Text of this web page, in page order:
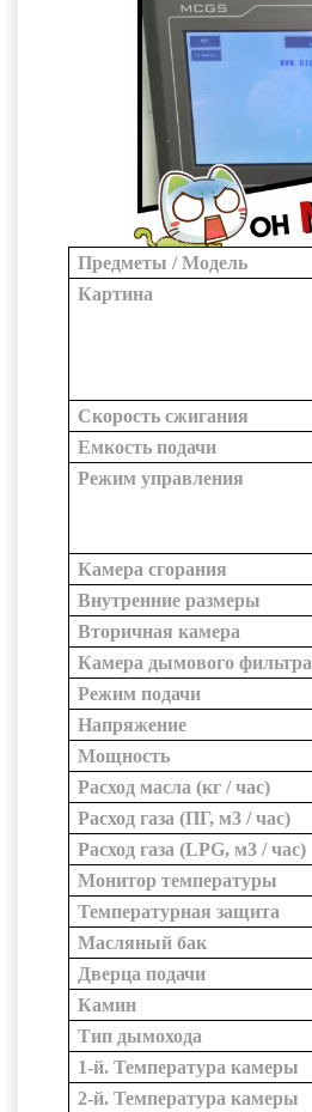
Предметы / Модель
Картина
Скорость сжигания
Емкость подачи
Режим управления
Камера сгорания
Внутренние размеры
Вторичная камера
Камера дымового фильтра
Режим подачи
Напряжение
Мощность
Расход масла (кг / час)
Расход газа (ПГ, м3 / час)
Расход газа (LPG, м3 / час)
Монитор температуры
Температурная защита
Масляный бак
Дверца подачи
Камин
Тип дымохода
1-й. Температура камеры
2-й. Температура камеры